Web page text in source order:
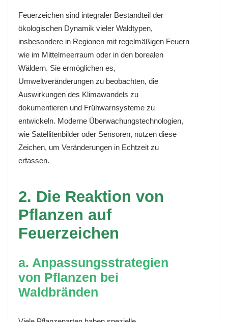
Feuerzeichen sind integraler Bestandteil der
ökologischen Dynamik vieler Waldtypen,
insbesondere in Regionen mit regelmäßigen Feuern
wie im Mittelmeerraum oder in den borealen
Wäldern. Sie ermöglichen es,
Umweltveränderungen zu beobachten, die
Auswirkungen des Klimawandels zu
dokumentieren und Frühwarnsysteme zu
entwickeln. Moderne Überwachungstechnologien,
wie Satellitenbilder oder Sensoren, nutzen diese
Zeichen, um Veränderungen in Echtzeit zu
erfassen.
2. Die Reaktion von
Pflanzen auf
Feuerzeichen
a. Anpassungsstrategien
von Pflanzen bei
Waldbränden